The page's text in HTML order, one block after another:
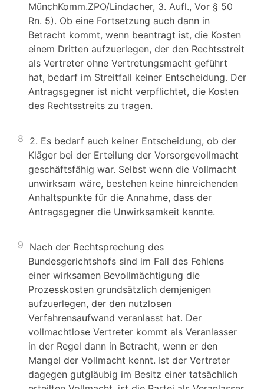
MünchKomm.ZPO/Lindacher, 3. Aufl., Vor § 50
Rn. 5). Ob eine Fortsetzung auch dann in
Betracht kommt, wenn beantragt ist, die Kosten
einem Dritten aufzuerlegen, der den Rechtsstreit
als Vertreter ohne Vertretungsmacht geführt
hat, bedarf im Streitfall keiner Entscheidung. Der
Antragsgegner ist nicht verpflichtet, die Kosten
des Rechtsstreits zu tragen.
8 2. Es bedarf auch keiner Entscheidung, ob der
Kläger bei der Erteilung der Vorsorgevollmacht
geschäftsfähig war. Selbst wenn die Vollmacht
unwirksam wäre, bestehen keine hinreichenden
Anhaltspunkte für die Annahme, dass der
Antragsgegner die Unwirksamkeit kannte.
9 Nach der Rechtsprechung des
Bundesgerichtshofs sind im Fall des Fehlens
einer wirksamen Bevollmächtigung die
Prozesskosten grundsätzlich demjenigen
aufzuerlegen, der den nutzlosen
Verfahrensaufwand veranlasst hat. Der
vollmachtlose Vertreter kommt als Veranlasser
in der Regel dann in Betracht, wenn er den
Mangel der Vollmacht kennt. Ist der Vertreter
dagegen gutgläubig im Besitz einer tatsächlich